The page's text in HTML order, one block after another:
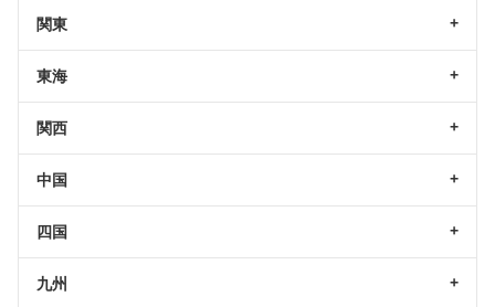
関東
東海
関西
中国
四国
九州